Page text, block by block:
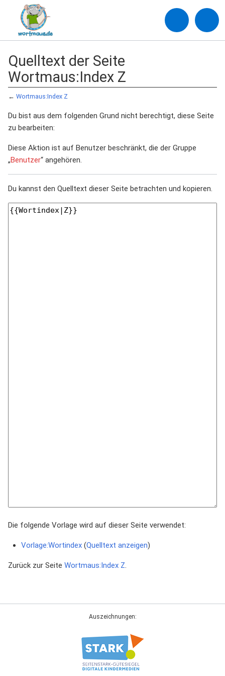
Quelltext der Seite
Wortmaus:Index Z
← Wortmaus:Index Z
Du bist aus dem folgenden Grund nicht berechtigt, diese Seite
zu bearbeiten:
Diese Aktion ist auf Benutzer beschränkt, die der Gruppe
„Benutzer“ angehören.
Du kannst den Quelltext dieser Seite betrachten und kopieren.
Die folgende Vorlage wird auf dieser Seite verwendet:
Vorlage:Wortindex(Quelltext anzeigen)
Zurück zur Seite Wortmaus:Index Z.
Auszeichnungen: